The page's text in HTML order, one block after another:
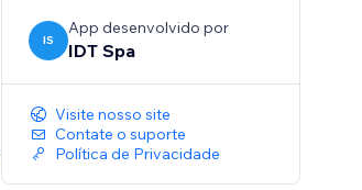
IS
App desenvolvido por
IDT Spa
Visite nosso site
Contate o suporte
Política de Privacidade